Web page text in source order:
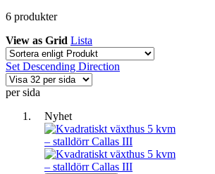
6 produkter
View as Grid Lista
Set Descending Direction
per sida
Nyhet